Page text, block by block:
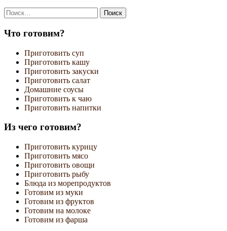
Найти:
Что готовим?
Приготовить суп
Приготовить кашу
Приготовить закуски
Приготовить салат
Домашние соусы
Приготовить к чаю
Приготовить напитки
Из чего готовим?
Приготовить курицу
Приготовить мясо
Приготовить овощи
Приготовить рыбу
Блюда из морепродуктов
Готовим из муки
Готовим из фруктов
Готовим на молоке
Готовим из фарша